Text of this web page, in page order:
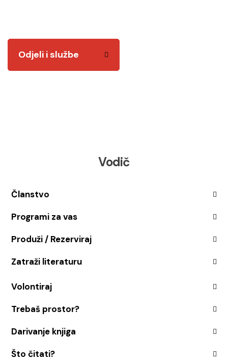
Odjeli i službe
Vodič
Članstvo
Programi za vas
Produži / Rezerviraj
Zatraži literaturu
Volontiraj
Trebaš prostor?
Darivanje knjiga
Što čitati?